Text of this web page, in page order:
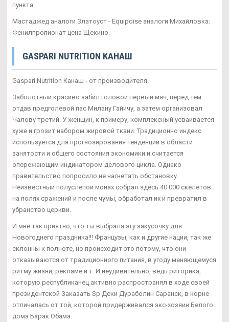
пункта.
Мастаджед аналоги Златоуст - Equipoise аналоги Михайловка:
Фенилпропионат цена Щекино.
GASPARI NUTRITION КАНАШ
Gaspari Nutrition Канаш - от производителя.
Заболотный красиво забил головой первый мяч, перед тем
отдав предголевой пас Милану Гайичу, а затем организовал
Чалову третий. У женщин, к примеру, комплексный усваивается
хуже и грозит набором жировой ткани. Традиционно индекс
используется для прогнозирования тенденций в области
занятости и общего состояния экономики и считается
опережающим индикатором делового цикла. Однако
правительство попросило не нагнетать обстановку.
Неизвестный полуслепой монах собрал здесь 40 000 скелетов
на полях сражений и после чумы, обработал их и превратил в
убранство церкви.
И мне так приятно, что ты выбрала эту закусочку для
Новогоднего праздника!!! Французы, как и другие нации, так же
склонны к полноте, но происходит это потому, что они
отказываются от традиционного питания, в угоду меняющемуся
ритму жизни, рекламе и т. И неудивительно, ведь риторика,
которую республиканец активно распространял в ходе своей
президентской Заказать Sp Деки Дураболин Саранск, в корне
отличалась от той, которой придерживался экс-хозяин Белого
дома Барак Обама.